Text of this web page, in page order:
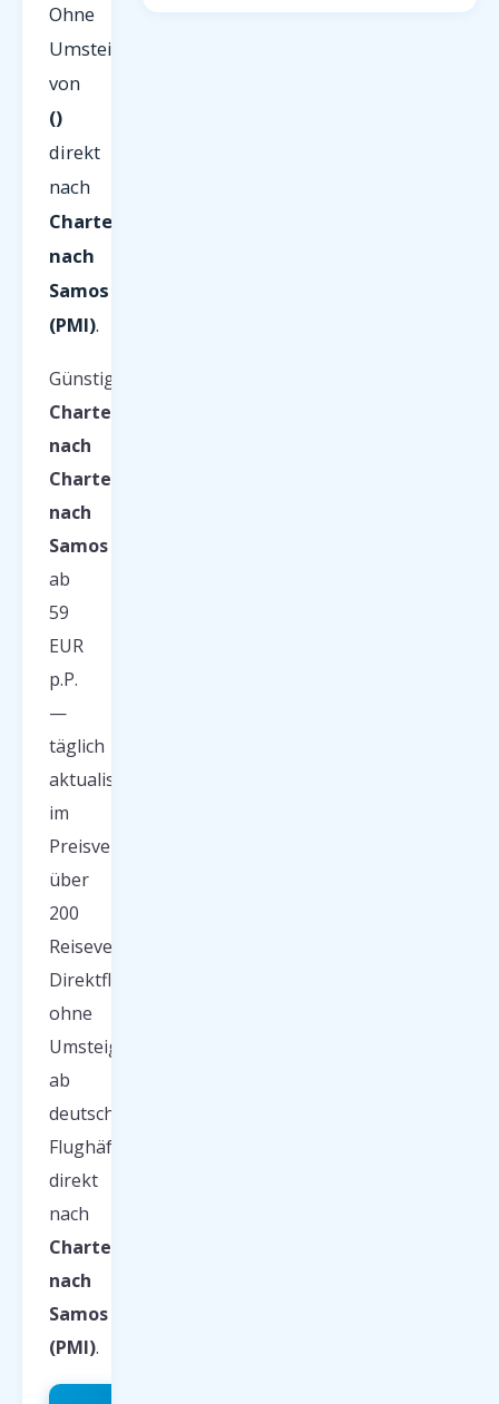
Ohne
Umsteigen
von
()
direkt
nach
Charterflüge
nach
Samos
(PMI).
Günstige
Charterflüge
nach
Charterflüge
nach
Samos
ab
59
EUR
p.P.
—
täglich
aktualisiert
im
Preisvergleich
über
200
Reiseveranstalter.
Direktflug
ohne
Umsteigen
ab
deutschen
Flughäfen
direkt
nach
Charterflüge
nach
Samos
(PMI).